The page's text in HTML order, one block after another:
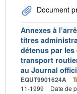
Document
Annexes à
titres
détenus par
transport
au Journal
EQUT9901624A
11-1999
Date de